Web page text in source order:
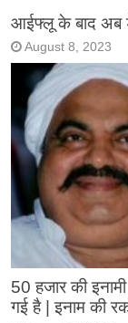
आईफ्लू के बाद अब
August 8, 2023
50 हजार की
गई है | इनाम की